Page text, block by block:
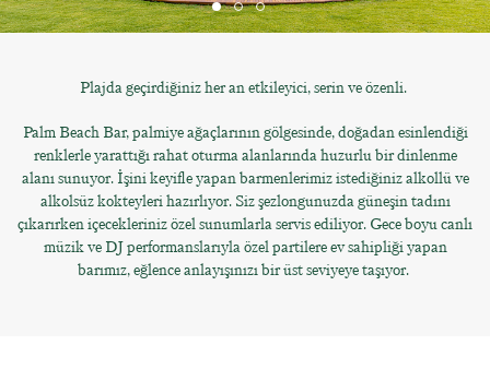
Plajda geçirdiğiniz her an etkileyici, serin ve özenli.
Palm Beach Bar, palmiye ağaçlarının gölgesinde, doğadan esinlendiği
renklerle yarattığı rahat oturma alanlarında huzurlu bir dinlenme
alanı sunuyor. İşini keyifle yapan barmenlerimiz istediğiniz alkollü ve
alkolsüz kokteyleri hazırlıyor. Siz şezlongunuzda güneşin tadını
çıkarırken içecekleriniz özel sunumlarla servis ediliyor. Gece boyu canlı
müzik ve DJ performanslarıyla özel partilere ev sahipliği yapan
barımız, eğlence anlayışınızı bir üst seviyeye taşıyor.